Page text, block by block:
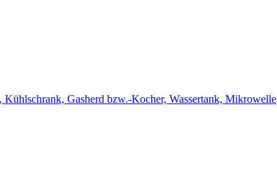
Gasherd bzw.-Kocher, Wassertank, Mikrowelle